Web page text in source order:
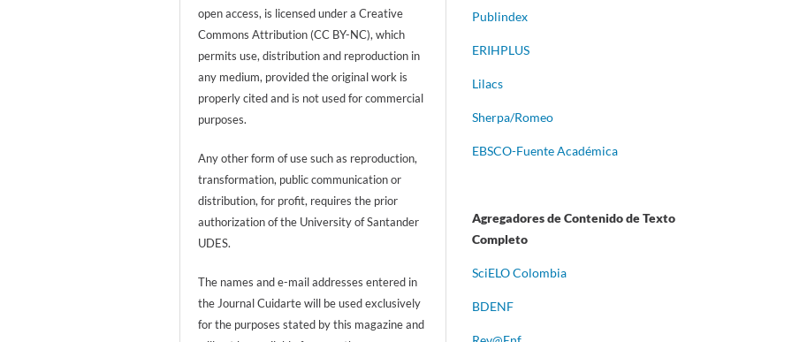
open access, is licensed under a Creative
Commons Attribution (CC BY-NC), which
permits use, distribution and reproduction in
any medium, provided the original work is
properly cited and is not used for commercial
purposes.
Any other form of use such as reproduction,
transformation, public communication or
distribution, for profit, requires the prior
authorization of the University of Santander
UDES.
The names and e-mail addresses entered in
the Journal Cuidarte will be used exclusively
for the purposes stated by this magazine and
Publindex
ERIHPLUS
Lilacs
Sherpa/Romeo
EBSCO-Fuente Académica
Agregadores de Contenido de Texto
Completo
SciELO Colombia
BDENF